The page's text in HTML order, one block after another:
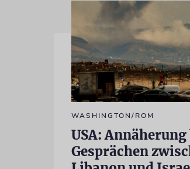
WASHINGTON/ROM
USA: Annäherung
Gesprächen